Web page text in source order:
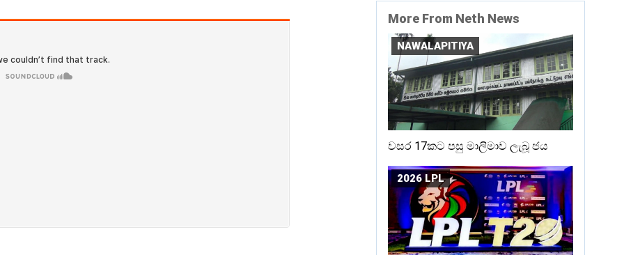
More From Neth News
NAWALAPITIYA
වසර 17කට පසු මාලිමාව ලැබූ ජය
2026 LPL